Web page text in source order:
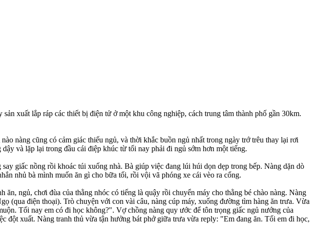
xuất lắp ráp các thiết bị điện tử ở một khu công nghiệp, cách trung tâm thành phố gần 30km.
nàng cũng có cảm giác thiếu ngủ, và thời khắc buồn ngủ nhất trong ngày trớ trêu thay lại rơi
và lặp lại trong đầu cái điệp khúc từ tối nay phải đi ngủ sớm hơn một tiếng.
giấc nồng rồi khoác túi xuống nhà. Bà giúp việc đang lúi húi dọn dẹp trong bếp. Nàng dặn dò
nhủ bà mình muốn ăn gì cho bữa tối, rồi vội vã phóng xe cái vèo ra cổng.
ngủ, chơi đùa của thằng nhóc có tiếng là quậy rồi chuyển máy cho thằng bé chào nàng. Nàng
(qua điện thoại). Trò chuyện với con vài câu, nàng cúp máy, xuống đường tìm hàng ăn trưa. Vừa
Tối nay em có đi học không?". Vợ chồng nàng quy ước để tôn trọng giấc ngủ nướng của
đột xuất. Nàng tranh thủ vừa tận hưởng bát phở giữa trưa vừa reply: "Em đang ăn. Tối em đi học,